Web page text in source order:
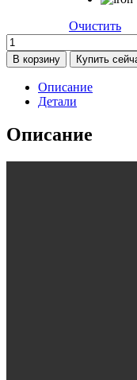
Очистить
Количество
товара
Автокресло
Peppy
Urban
(0-
36
В корзину Купить
Описание
Детали
Описание